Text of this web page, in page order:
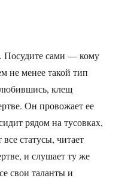
Посудите сами — кому
не менее такой тип
клещ
Он провожает ее
рядом на тусовках,
все статусы, читает
и слушает ту же
свои таланты и